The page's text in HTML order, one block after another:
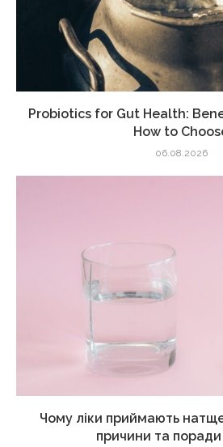
Probiotics for Gut Health:
How to
06.08.2026
Чому ліки приймають
причини та поради